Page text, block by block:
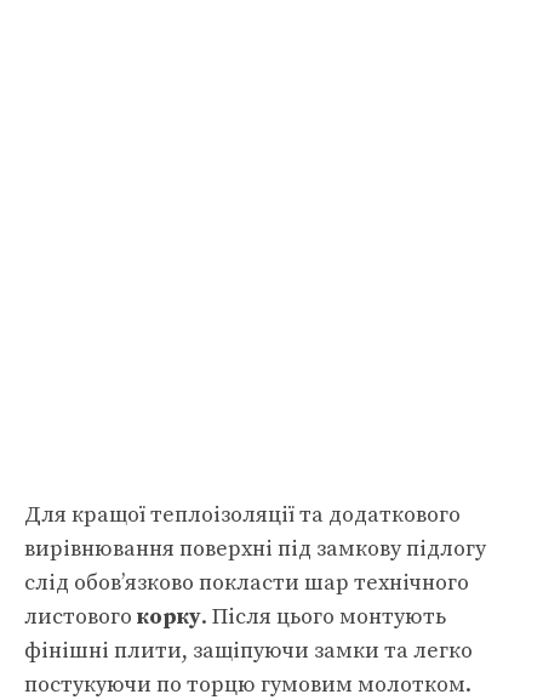
Для кращої теплоізоляції та додаткового
вирівнювання поверхні під замкову підлогу
слід обов’язково покласти шар технічного
листового корку. Після цього монтують
фінішні плити, защіпуючи замки та легко
постукуючи по торцю гумовим молотком.